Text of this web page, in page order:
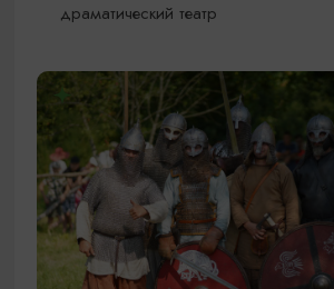
драматический театр